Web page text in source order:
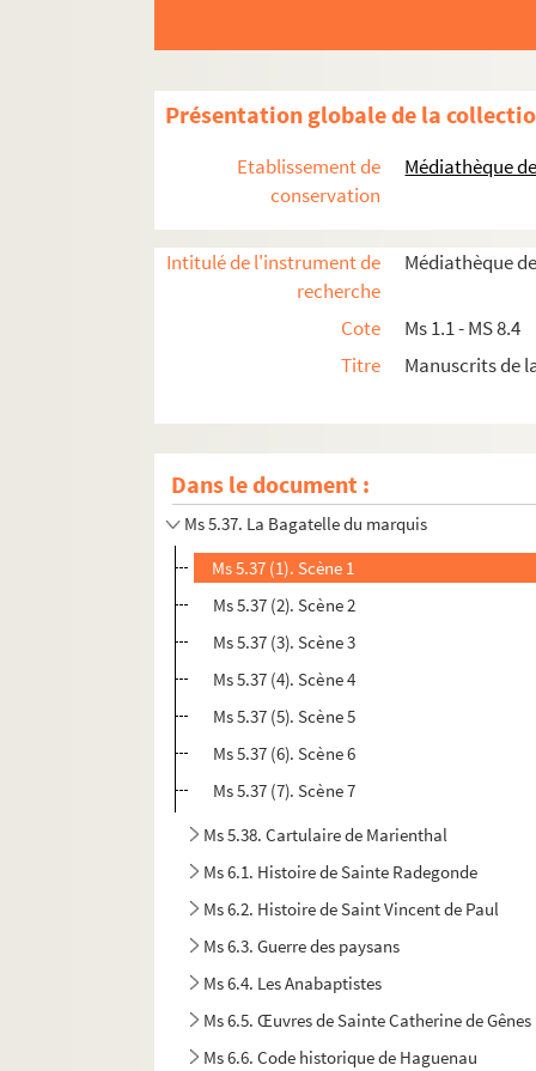
Présentation globale de la
Etablissement de
conservation
Médiathèque
Intitulé de l'instrument de
recherche
Médiathèque
Cote
Ms 1.1 - MS 8.4
Titre
Manuscrits de
Dans le document :
Ms 5.26. Georgette
Ms 5.28. Georgette
Ms 5.29. Tulipano
Ms 5.30. Contre de quarte
Ms 5.31. Musique Contre de quarte
Ms 5.32. Contre de quarte
Ms 5.33. La fille du Corrégidor
Ms 5.35. La fiancée de Tombernick
Ms 5.36. Le Gorille
Ms 5.37. La Bagatelle du marquis
Ms 5.37 (1). Scène 1
Ms 5.37 (2). Scène 2
Ms 5.37 (3). Scène 3
Ms 5.37 (4). Scène 4
Ms 5.37 (5). Scène 5
Ms 5.37 (6). Scène 6
Ms 5.37 (7). Scène 7
Ms 5.38. Cartulaire de Marienthal
Ms 6.1. Histoire de Sainte Radegonde
Ms 6.2. Histoire de Saint Vincent de Paul
Ms 6.3. Guerre des paysans
Ms 6.4. Les Anabaptistes
Ms 6.5. Œuvres de Sainte Catherine de Gênes
Ms 6.6. Code historique de Haguenau